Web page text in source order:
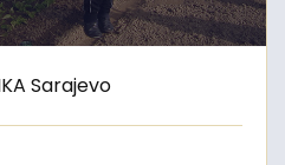
Sarajevo